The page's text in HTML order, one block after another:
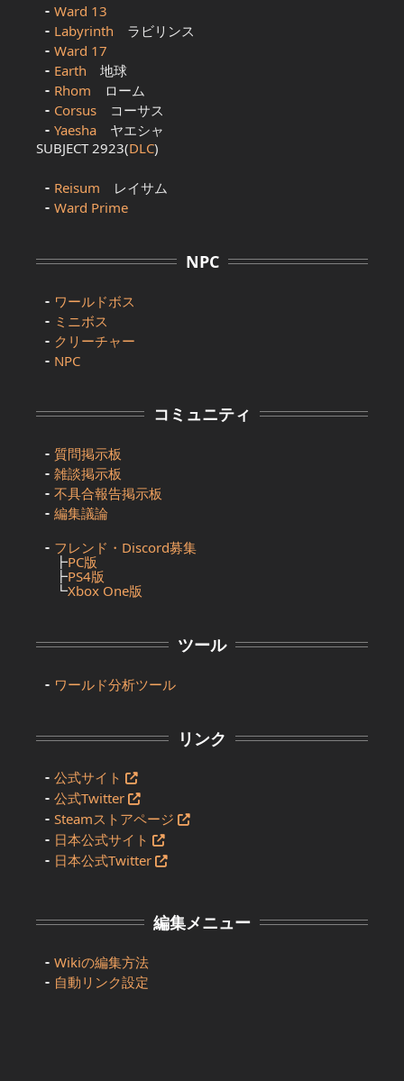
Ward 13
Labyrinth ラビリンス
Ward 17
Earth 地球
Rhom ローム
Corsus コーサス
Yaesha ヤエシャ
SUBJECT 2923(DLC)
Reisum レイサム
Ward Prime
NPC
ワールドボス
ミニボス
クリーチャー
NPC
コミュニティ
質問掲示板
雑談掲示板
不具合報告掲示板
編集議論
フレンド・Discord募集
┣PC版
┣PS4版
┗Xbox One版
ツール
ワールド分析ツール
リンク
公式サイト
公式Twitter
Steamストアページ
日本公式サイト
日本公式Twitter
編集メニュー
Wikiの編集方法
自動リンク設定